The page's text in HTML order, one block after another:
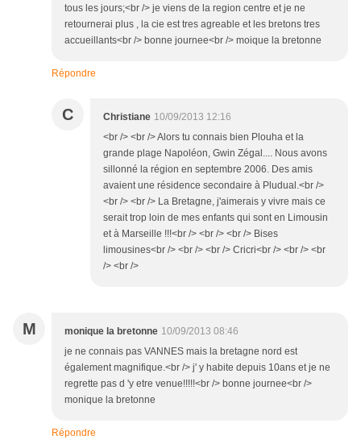
tous les jours;<br /> je viens de la region centre et je ne
retournerai plus , la cie est tres agreable et les bretons tres
accueillants<br /> bonne journee<br /> moique la bretonne
Répondre
C Christiane 10/09/2013 12:16
<br /> <br /> Alors tu connais bien Plouha et la
grande plage Napoléon, Gwin Zégal.... Nous avons
sillonné la région en septembre 2006. Des amis
avaient une résidence secondaire à Pludual.<br />
<br /> <br /> La Bretagne, j'aimerais y vivre mais ce
serait trop loin de mes enfants qui sont en Limousin
et à Marseille !!!<br /> <br /> <br /> Bises
limousines<br /> <br /> <br /> Cricri<br /> <br /> <br
/> <br />
M monique la bretonne 10/09/2013 08:46
je ne connais pas VANNES mais la bretagne nord est
également magnifique.<br /> j' y habite depuis 10ans et je ne
regrette pas d 'y etre venue!!!!!<br /> bonne journee<br />
monique la bretonne
Répondre